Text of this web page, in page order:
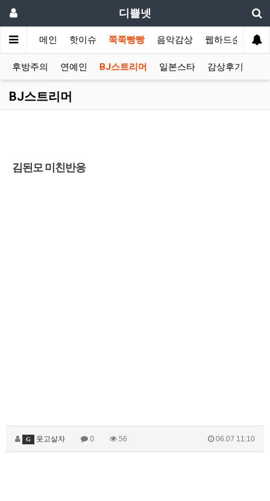
디쁠넷
메인 핫이슈 쭉쭉빵빵 음악감상 웹하드순위
후방주의 연예인 BJ스트리머 일본스타 감상후기
BJ스트리머
김된모 미친반응
G 웃고살자 0 56 06.07 11:10